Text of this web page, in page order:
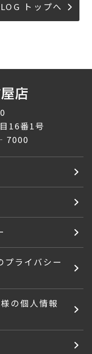
トップへ
16番1号
プライバシー
の個人情報